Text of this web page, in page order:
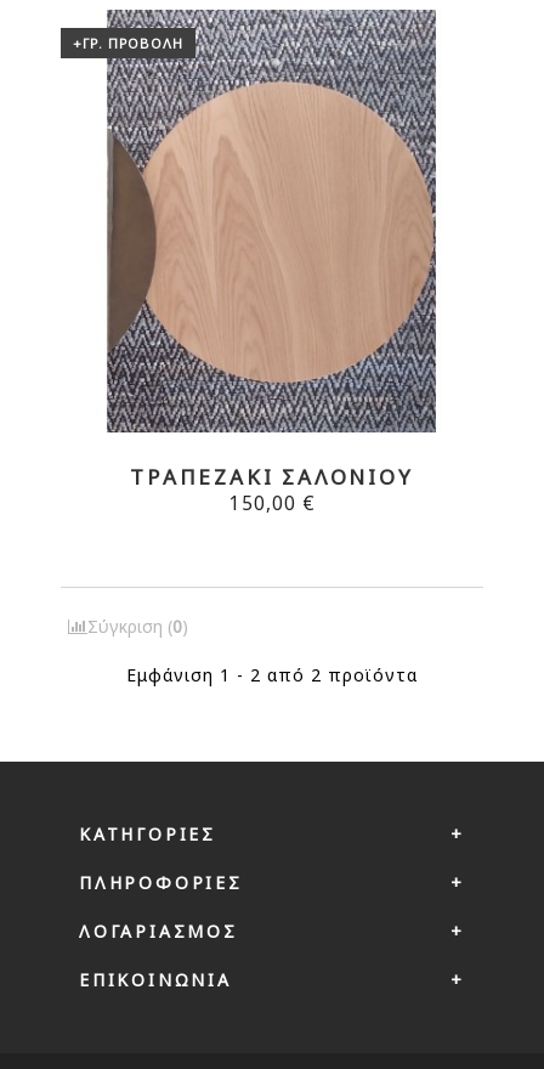
+ΓΡ. ΠΡΟΒΟΛΉ
ΤΡΑΠΕΖΆΚΙ ΣΑΛΟΝΙΟΎ
150,00 €
Σύγκριση (0)
Εμφάνιση 1 - 2 από 2 προϊόντα
ΚΑΤΗΓΟΡΊΕΣ
ΠΛΗΡΟΦΟΡΊΕΣ
ΛΟΓΑΡΙΑΣΜΌΣ
ΕΠΙΚΟΙΝΩΝΙΑ